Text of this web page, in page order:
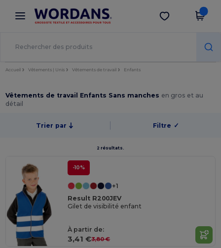
× Appli Wordans
Meilleurs prix sur l’app !
Obtenir l'appli
Accueil Vêtements | Unis Vêtements de travail Enfants
Vêtements de travail Enfants Sans manches en gros et au
détail
Trier par Filtre ✓
2 résultats.
-10%
+1
Result R200JEV
Gilet de visibilité enfant
À partir de:
3,41 €3,80 €